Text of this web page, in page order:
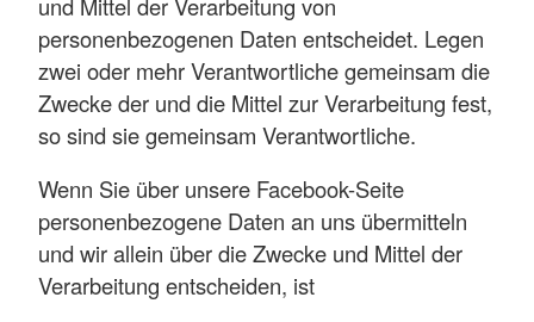
personenbezogenen Daten entscheidet. Legen
zwei oder mehr Verantwortliche gemeinsam die
Zwecke der und die Mittel zur Verarbeitung fest,
so sind sie gemeinsam Verantwortliche.
Wenn Sie über unsere Facebook-Seite
personenbezogene Daten an uns übermitteln
und wir allein über die Zwecke und Mittel der
Verarbeitung entscheiden, ist